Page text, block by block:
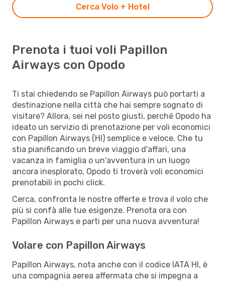
Cerca Volo + Hotel
Prenota i tuoi voli Papillon
Airways con Opodo
Ti stai chiedendo se Papillon Airways può portarti a
destinazione nella città che hai sempre sognato di
visitare? Allora, sei nel posto giusti, perché Opodo ha
ideato un servizio di prenotazione per voli economici
con Papillon Airways (HI) semplice e veloce. Che tu
stia pianificando un breve viaggio d'affari, una
vacanza in famiglia o un'avventura in un luogo
ancora inesplorato, Opodo ti troverà voli economici
prenotabili in pochi click.
Cerca, confronta le nostre offerte e trova il volo che
più si confà alle tue esigenze. Prenota ora con
Papillon Airways e parti per una nuova avventura!
Volare con Papillon Airways
Papillon Airways, nota anche con il codice IATA HI, è
una compagnia aerea affermata che si impegna a